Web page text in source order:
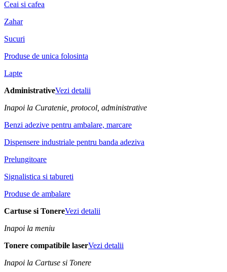
Ceai si cafea
Zahar
Sucuri
Produse de unica folosinta
Lapte
AdministrativeVezi detalii
Inapoi la Curatenie, protocol, administrative
Benzi adezive pentru ambalare, marcare
Dispensere industriale pentru banda adeziva
Prelungitoare
Signalistica si tabureti
Produse de ambalare
Cartuse si TonereVezi detalii
Inapoi la meniu
Tonere compatibile laserVezi detalii
Inapoi la Cartuse si Tonere